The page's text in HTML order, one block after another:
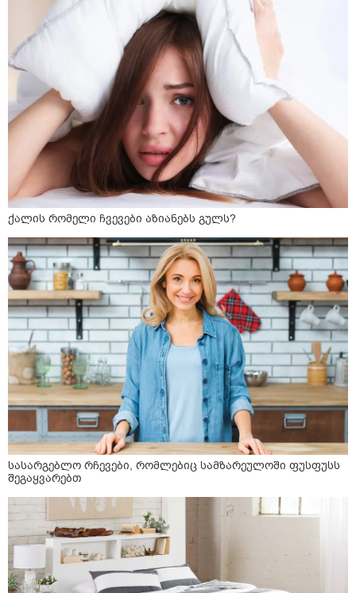
ქალის რომელი ჩვევები აზიანებს გულს?
სასარგებლო რჩევები, რომლებიც სამზარეულოში ფუსფუსს
შეგაყვარებთ